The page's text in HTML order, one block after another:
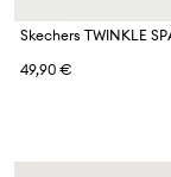
49,90 €